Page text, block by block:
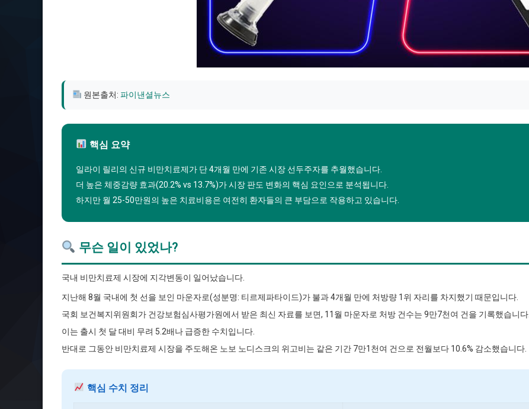
원본출처: 파이낸셜뉴스
핵심 요약
일라이 릴리의 신규 비만치료제가 단 4개월 만에 기존 시장 선두주자를 추월했습니다.
더 높은 체중감량 효과(20.2% vs 13.7%)가 시장 판도 변화의 핵심 요인으로 분석됩니다.
하지만 월 25-50만원의 높은 치료비용은 여전히 환자들의 큰 부담으로 작용하고 있습니다.
무슨 일이 있었나?
국내 비만치료제 시장에 지각변동이 일어났습니다.
지난해 8월 국내에 첫 선을 보인 마운자로(성분명: 티르제파타이드)가 불과 4개월 만에 처방량 1위 자리를 차지했기 때문입니다.
국회 보건복지위원회가 건강보험심사평가원에서 받은 최신 자료를 보면, 11월 마운자로 처방 건수는 9만7천여 건을 기록했습니다.
이는 출시 첫 달 대비 무려 5.2배나 급증한 수치입니다.
반대로 그동안 비만치료제 시장을 주도해온 노보 노디스크의 위고비는 같은 기간 7만1천여 건으로 전월보다 10.6% 감소했습니다.
핵심 수치 정리